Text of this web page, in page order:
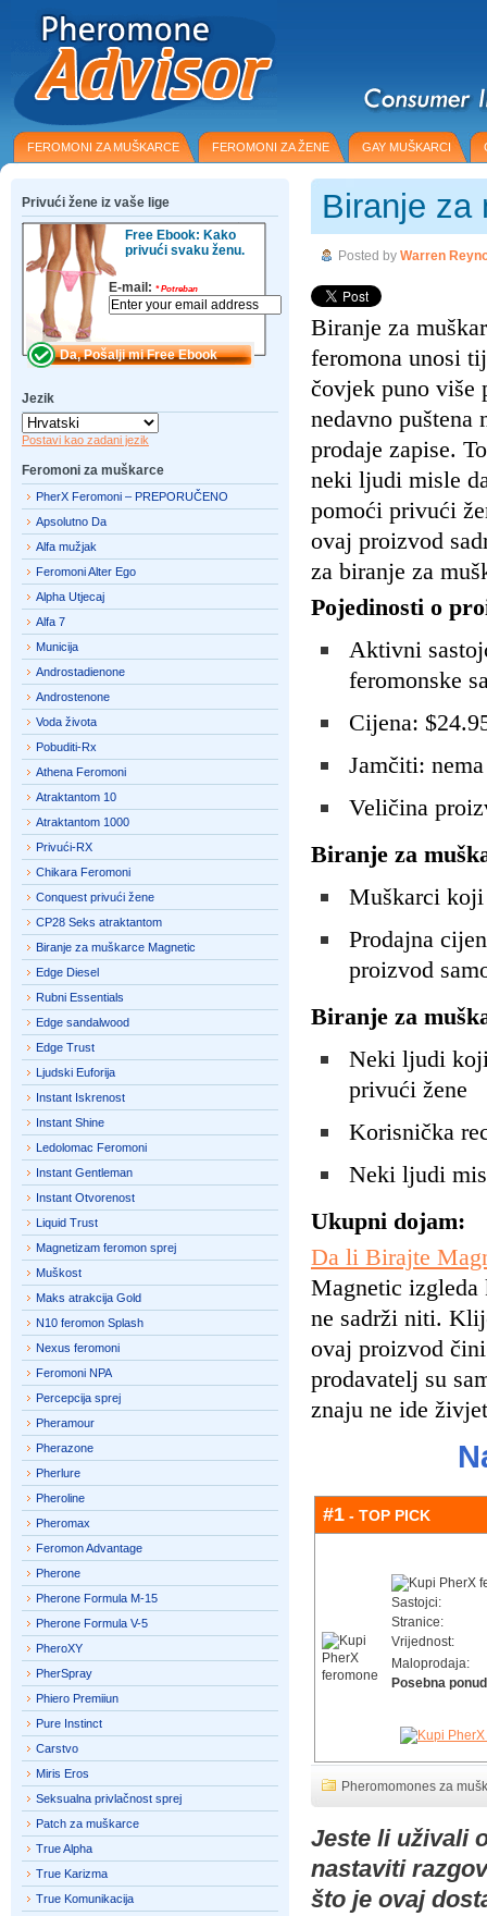
FEROMONI ZA MUŠKARCE FEROMONI ZA ŽENE GAY MUŠKARCI
Biranje za
Posted by Warren
Biranje za
feromona unosi
čovjek puno više
nedavno puštena
prodaje zapise.
neki ljudi misle
pomoći privući
ovaj proizvod
za biranje za
Pojedinosti o
Aktivni
feromonske
Cijena:
Jamčiti:
Veličina
Biranje za
Muškarci
Prodajna
proizvod
Biranje za
Neki ljudi
privući žene
Korisnička
Neki ljudi
Ukupni dojam:
Da li Birajte
Magnetic izgleda
ne sadrži niti.
ovaj proizvod
prodavatelj su
znaju ne ide
#1 - TOP PICK
Sastojci:
Stranice:
Vrijednost:
Maloprodaja:
Posebna
Pheromomones za
Jeste li uživali
nastaviti
što je ovaj
Privući žene iz vaše lige
Free Ebook: Kako
privući svaku ženu.
E-mail: *Potreban
Jezik
Postavi kao zadani jezik
Feromoni za muškarce
PherX Feromoni – PREPORUČENO
Apsolutno Da
Alfa mužjak
Feromoni Alter Ego
Alpha Utjecaj
Alfa 7
Municija
Androstadienone
Androstenone
Voda života
Pobuditi-Rx
Athena Feromoni
Atraktantom 10
Atraktantom 1000
Privući-RX
Chikara Feromoni
Conquest privući žene
CP28 Seks atraktantom
Biranje za muškarce Magnetic
Edge Diesel
Rubni Essentials
Edge sandalwood
Edge Trust
Ljudski Euforija
Instant Iskrenost
Instant Shine
Ledolomac Feromoni
Instant Gentleman
Instant Otvorenost
Liquid Trust
Magnetizam feromon sprej
Muškost
Maks atrakcija Gold
N10 feromon Splash
Nexus feromoni
Feromoni NPA
Percepcija sprej
Pheramour
Pherazone
Pherlure
Pheroline
Pheromax
Feromon Advantage
Pherone
Pherone Formula M-15
Pherone Formula V-5
PheroXY
PherSpray
Phiero Premiiun
Pure Instinct
Carstvo
Miris Eros
Seksualna privlačnost sprej
Patch za muškarce
True Alpha
True Karizma
True Komunikacija